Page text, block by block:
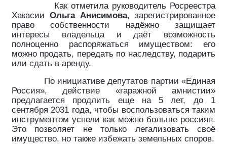
Как отметила руководитель Росреестра
Хакасии Ольга Анисимова, зарегистрированное
право собственности надёжно защищает
интересы владельца и даёт возможность
полноценно распоряжаться имуществом: его
можно продать, передать по наследству, подарить
или сдать в аренду.
По инициативе депутатов партии «Единая
Россия», действие «гаражной амнистии»
предлагается продлить еще на 5 лет, до 1
сентября 2031 года, чтобы воспользоваться таким
инструментом успели как можно больше россиян.
Это позволяет не только легализовать своё
имущество, но также избежать земельных споров.